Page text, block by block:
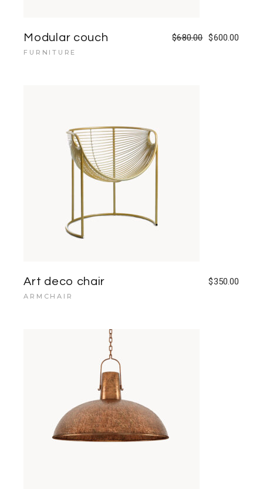
Modular couch $680.00 $600.00
FURNITURE
Art deco chair $350.00
ARMCHAIR